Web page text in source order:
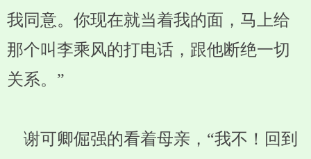
我同意。你现在就当着我的面，马上给
那个叫李乘风的打电话，跟他断绝一切
关系。”
谢可卿倔强的看着母亲，“我不！回到